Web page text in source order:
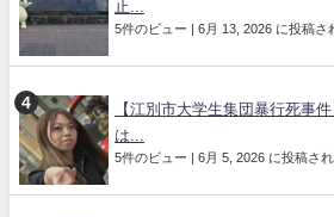
止...
5件のビュー | 6月 13, 2026 に投稿さ
【江別市大学生集団暴行死事
は...
5件のビュー | 6月 5, 2026 に投稿さ